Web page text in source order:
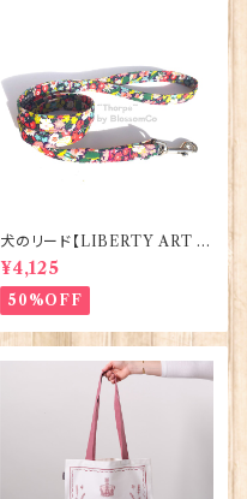
犬のリード【LIBERTY ART F
ABRIC=Thorpe】BlossomC
o 90294
¥4,125
50%OFF